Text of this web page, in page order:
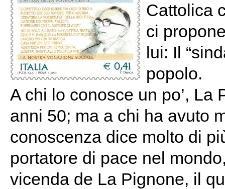
Cattolica
ci
lui: Il
popolo.
A chi lo conosce un po’,
anni 50; ma a chi ha avuto
conoscenza dice molto di
portatore di pace nel
vicenda de La Pignone, il